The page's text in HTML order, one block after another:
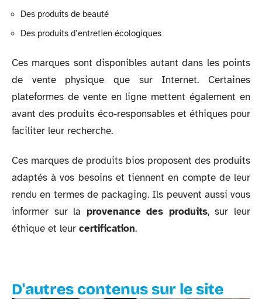
Des produits de beauté
Des produits d’entretien écologiques
Ces marques sont disponibles autant dans les points
de vente physique que sur Internet. Certaines
plateformes de vente en ligne mettent également en
avant des produits éco-responsables et éthiques pour
faciliter leur recherche.
Ces marques de produits bios proposent des produits
adaptés à vos besoins et tiennent en compte de leur
rendu en termes de packaging. Ils peuvent aussi vous
informer sur la provenance des produits, sur leur
éthique et leur certification.
D'autres contenus sur le site